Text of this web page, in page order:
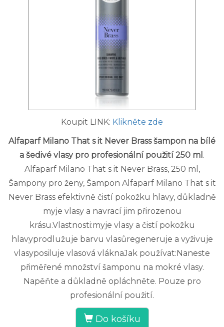
Koupit LINK: Klikněte zde
Alfaparf Milano That s it Never Brass šampon na bílé
a šedivé vlasy pro profesionální použití 250 ml .
Alfaparf Milano That s it Never Brass, 250 ml,
Šampony pro ženy, Šampon Alfaparf Milano That s it
Never Brass efektivně čistí pokožku hlavy, důkladně
myje vlasy a navrací jim přirozenou
krásu.Vlastnosti:myje vlasy a čistí pokožku
hlavyprodlužuje barvu vlasůregeneruje a vyživuje
vlasyposiluje vlasová vláknaJak používat:Naneste
přiměřené množství šamponu na mokré vlasy.
Napěňte a důkladně opláchněte. Pouze pro
profesionální použití.
Do košíku